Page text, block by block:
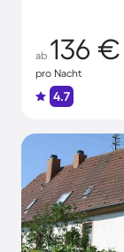
ab 136 €
pro Nacht
4.7